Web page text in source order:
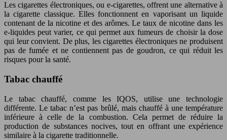
Les cigarettes électroniques, ou e-cigarettes, offrent une alternative à
la cigarette classique. Elles fonctionnent en vaporisant un liquide
contenant de la nicotine et des arômes. Le taux de nicotine dans les
e-liquides peut varier, ce qui permet aux fumeurs de choisir la dose
qui leur convient. De plus, les cigarettes électroniques ne produisent
pas de fumée et ne contiennent pas de goudron, ce qui réduit les
risques pour la santé.
Tabac chauffé
Le tabac chauffé, comme les IQOS, utilise une technologie
différente. Le tabac n’est pas brûlé, mais chauffé à une température
inférieure à celle de la combustion. Cela permet de réduire la
production de substances nocives, tout en offrant une expérience
similaire à la cigarette traditionnelle.